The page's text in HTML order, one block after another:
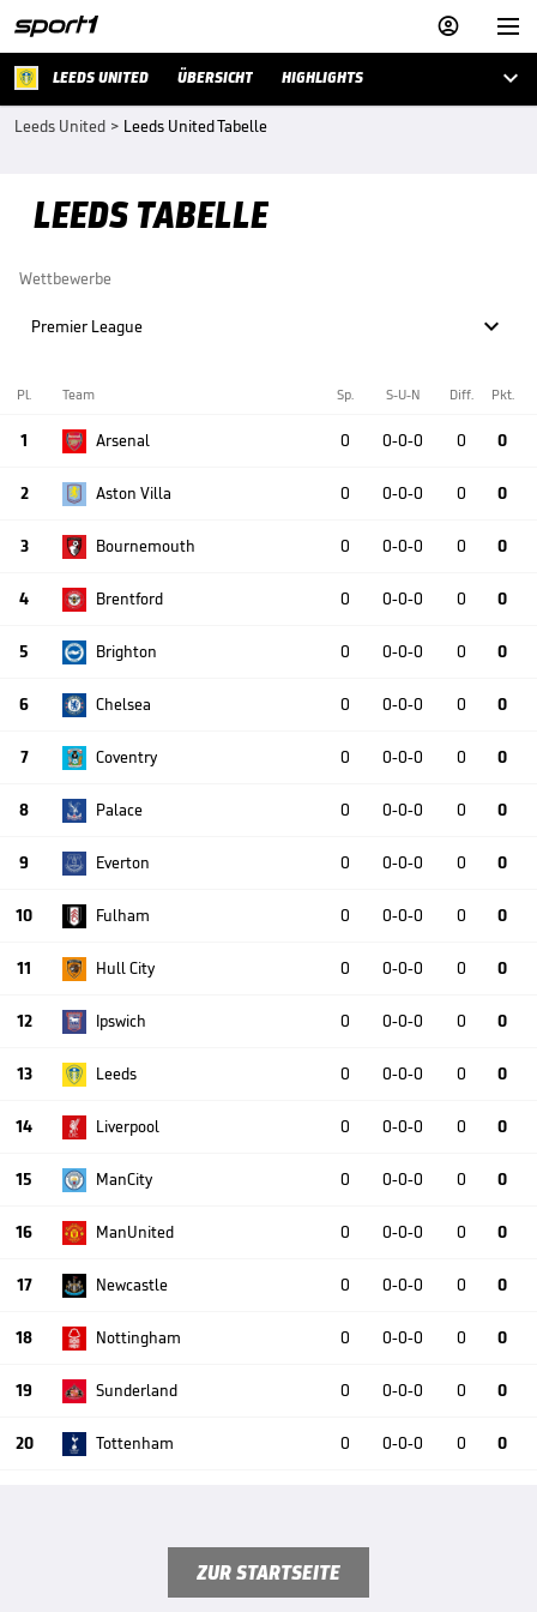


LEEDS UNITED ÜBERSICHT HIGHLIGHTS 
Leeds United > Leeds United Tabelle
LEEDS TABELLE
Wettbewerbe
Premier League 
Pl. Team Sp. S-U-N Diff. Pkt.
1 Arsenal 0 0-0-0 0 0
2 Aston Villa 0 0-0-0 0 0
3 Bournemouth 0 0-0-0 0 0
4 Brentford 0 0-0-0 0 0
5 Brighton 0 0-0-0 0 0
6 Chelsea 0 0-0-0 0 0
7 Coventry 0 0-0-0 0 0
8 Palace 0 0-0-0 0 0
9 Everton 0 0-0-0 0 0
10 Fulham 0 0-0-0 0 0
11 Hull City 0 0-0-0 0 0
12 Ipswich 0 0-0-0 0 0
13 Leeds 0 0-0-0 0 0
14 Liverpool 0 0-0-0 0 0
15 ManCity 0 0-0-0 0 0
16 ManUnited 0 0-0-0 0 0
17 Newcastle 0 0-0-0 0 0
18 Nottingham 0 0-0-0 0 0
19 Sunderland 0 0-0-0 0 0
20 Tottenham 0 0-0-0 0 0
ZUR STARTSEITE